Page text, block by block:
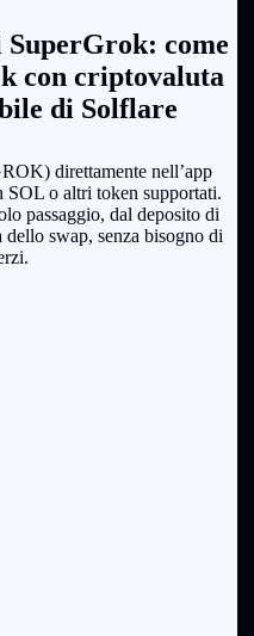
SuperGrok: come
con criptovaluta
di Solflare
direttamente nell’app
SOL o altri token supportati.
passaggio, dal deposito di
swap, senza bisogno di